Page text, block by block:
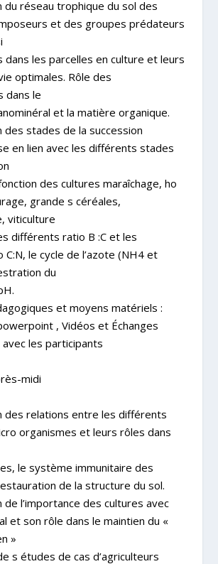
du réseau trophique du sol des
et des groupes prédateurs
dans les parcelles en culture et leurs
optimales. Rôle des
dans le
et la matière organique.
des stades de la succession
en lien avec les différents stades
des cultures maraîchage, ho
grande s céréales,
viticulture
différents ratio B :C et les
le cycle de l’azote (NH4 et
du
et moyens matériels :
, Vidéos et Échanges
les participants
midi
des relations entre les différents
organismes et leurs rôles dans
le système immunitaire des
de la structure du sol.
l’importance des cultures avec
et son rôle dans le maintien du «
»
s études de cas d’agriculteurs